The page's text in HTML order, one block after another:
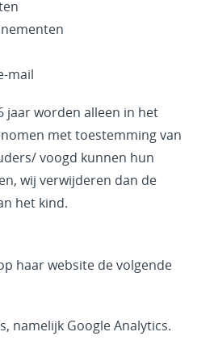
mail
jaar worden alleen in het
met toestemming van
voogd kunnen hun
wij verwijderen dan de
het kind.
haar website de volgende
namelijk Google Analytics.